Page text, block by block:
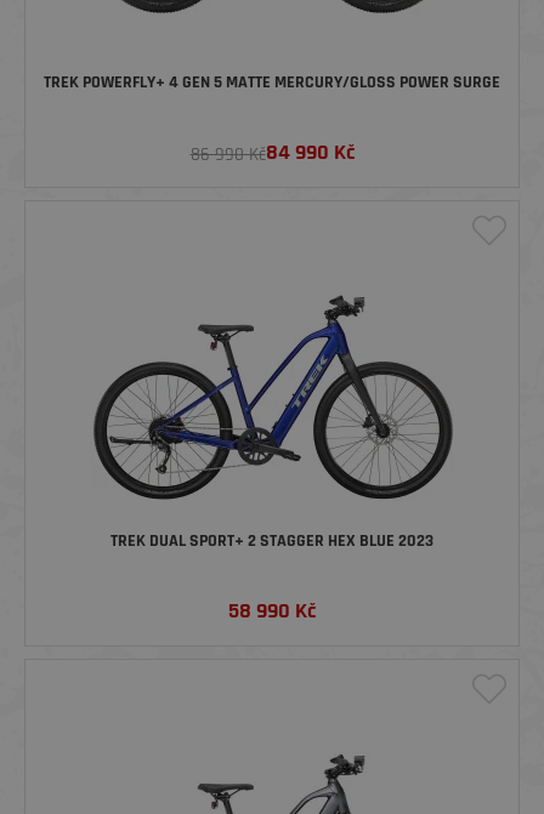
TREK POWERFLY+ 4 GEN 5 MATTE MERCURY/GLOSS POWER SURGE
86 990 Kč84 990 Kč
TREK DUAL SPORT+ 2 STAGGER HEX BLUE 2023
58 990 Kč